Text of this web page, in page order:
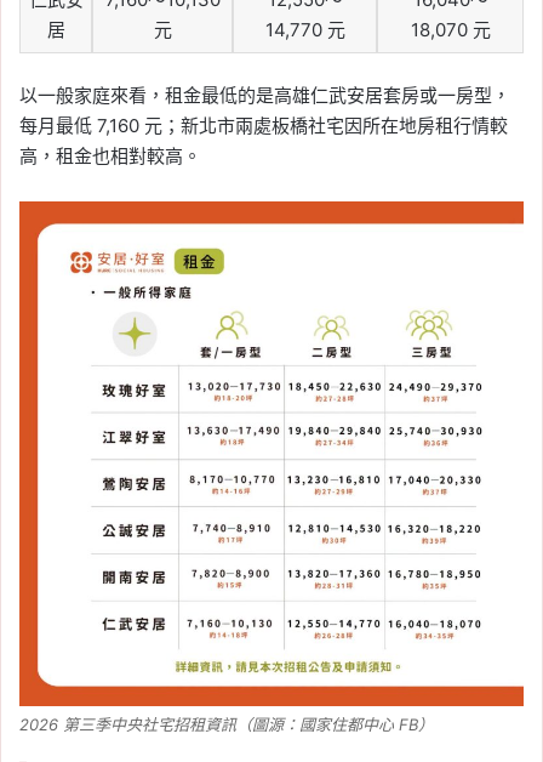
居
元
14,770 元
18,070 元
以一般家庭來看，租金最低的是高雄仁武安居套房或一房型，
每月最低 7,160 元；新北市兩處板橋社宅因所在地房租行情較
高，租金也相對較高。
2026 第三季中央社宅招租資訊（圖源：國家住都中心 FB）